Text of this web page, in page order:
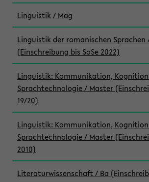
Linguistik / Mag
Linguistik der romanischen Sprachen
(Einschreibung bis SoSe 2022)
Linguistik: Kommunikation,
Sprachtechnologie / Master
19/20)
Linguistik: Kommunikation,
Sprachtechnologie / Master
2010)
Literaturwissenschaft / Ba